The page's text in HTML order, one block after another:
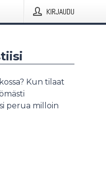
KIRJAUDU
Kun tilaat
perua milloin